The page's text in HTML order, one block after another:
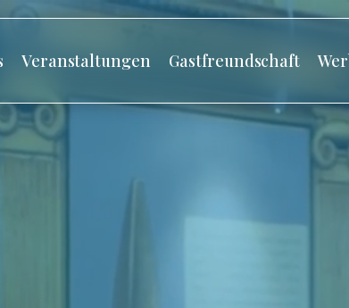
Veranstaltungen Gastfreundschaft